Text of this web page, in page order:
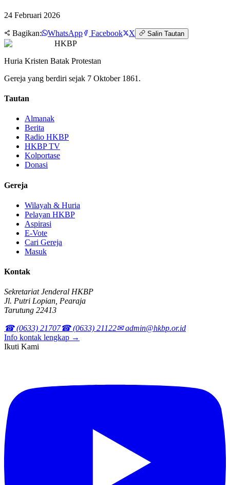
24 Februari 2026
Bagikan: WhatsApp Facebook X Salin Tautan
HKBP
Huria Kristen Batak Protestan
Gereja yang berdiri sejak 7 Oktober 1861.
Tautan
Almanak
Berita
Radio HKBP
HKBP TV
Kolportase
Donasi
Gereja
Wilayah & Huria
Pelayan HKBP
Aspirasi
E-Vote
Cari Gereja
Masuk
Kontak
Sekretariat Jenderal HKBP
Jl. Putri Lopian, Pearaja
Tarutung 22413
☎ (0633) 21707☎ (0633) 21122✉ admin@hkbp.or.id
Info kontak lengkap →
Ikuti Kami